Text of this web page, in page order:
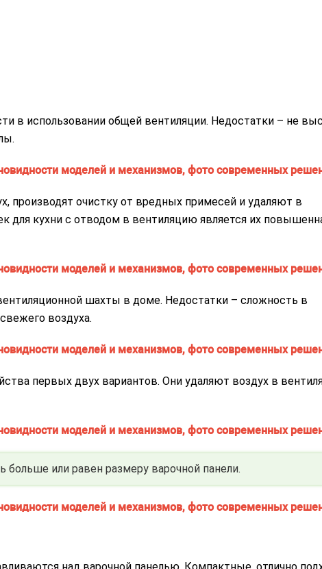
в использовании общей вентиляции. Недостатки – не
очистку от вредных примесей и удаляют в
кухни с отводом в вентиляцию является их
шахты в доме. Недостатки – сложность в
воздуха.
первых двух вариантов. Они удаляют воздух в
или равен размеру варочной панели.